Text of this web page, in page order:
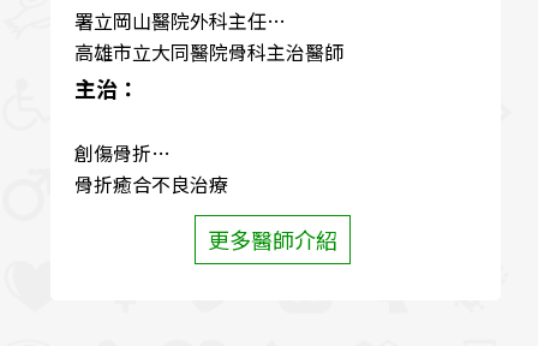
署立岡山醫院外科主任
高雄市立大同醫院骨科主治醫師
主治：
創傷骨折
骨折癒合不良治療
退化性脊椎疾病
五十肩冰凍肩治療及手術
更多醫師介紹